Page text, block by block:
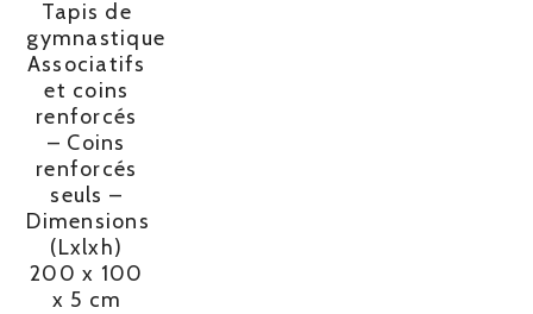
Tapis de
gymnastique
Associatifs
et coins
renforcés
– Coins
renforcés
seuls –
Dimensions
(Lxlxh)
200 x 100
x 5 cm